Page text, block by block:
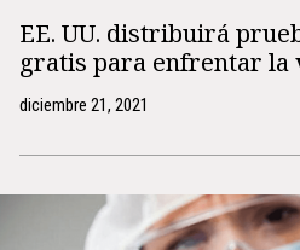
EE. UU. distribuirá
gratis para enfrentar la
diciembre 21, 2021